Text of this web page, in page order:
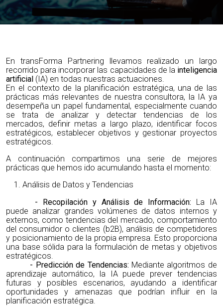
En transForma Partnering llevamos realizado un largo
recorrido para incorporar las capacidades de la inteligencia
artificial (IA) en todas nuestras actuaciones.
En el contexto de la planificación estratégica, una de las
prácticas más relevantes de nuestra consultora, la IA ya
desempeña un papel fundamental, especialmente cuando
se trata de analizar y detectar tendencias de los
mercados, definir metas a largo plazo, identificar focos
estratégicos, establecer objetivos y gestionar proyectos
estratégicos.
A continuación compartimos una serie de mejores
prácticas que hemos ido acumulando hasta el momento:
Análisis de Datos y Tendencias
- Recopilación y Análisis de Información: La IA
puede analizar grandes volúmenes de datos internos y
externos, como tendencias del mercado, comportamiento
del consumidor o clientes (b2B), análisis de competidores
y posicionamiento de la propia empresa. Esto proporciona
una base sólida para la formulación de metas y objetivos
estratégicos.
- Predicción de Tendencias: Mediante algoritmos de
aprendizaje automático, la IA puede prever tendencias
futuras y posibles escenarios, ayudando a identificar
oportunidades y amenazas que podrían influir en la
planificación estratégica.